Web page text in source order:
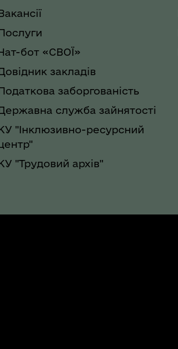
бот «СВОЇ»
закладів
заборгованість
служба зайнятості
"Інклюзивно-ресурсний
"Трудовий архів"